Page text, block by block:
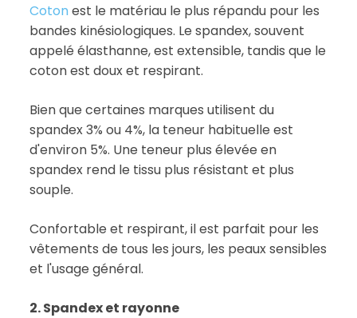
Coton est le matériau le plus répandu pour les
bandes kinésiologiques. Le spandex, souvent
appelé élasthanne, est extensible, tandis que le
coton est doux et respirant.
Bien que certaines marques utilisent du
spandex 3% ou 4%, la teneur habituelle est
d'environ 5%. Une teneur plus élevée en
spandex rend le tissu plus résistant et plus
souple.
Confortable et respirant, il est parfait pour les
vêtements de tous les jours, les peaux sensibles
et l'usage général.
2. Spandex et rayonne